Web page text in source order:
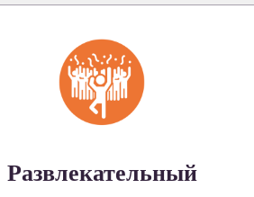
Развлекательный